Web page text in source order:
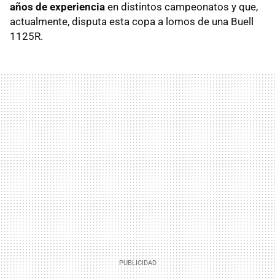
años de experiencia en distintos campeonatos y que,
actualmente, disputa esta copa a lomos de una Buell
1125R.